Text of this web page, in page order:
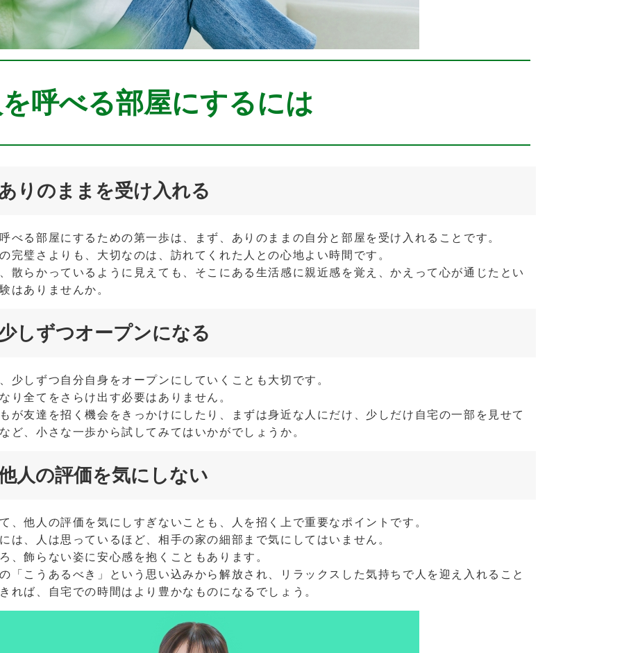
呼べる部屋にするには
りのままを受け入れる
べる部屋にするための第一歩は、まず、ありのままの自分と部屋を受け入れることです。
完璧さよりも、大切なのは、訪れてくれた人との心地よい時間です。
散らかっているように見えても、そこにある生活感に親近感を覚え、かえって心が通じたとい
はありませんか。
しずつオープンになる
少しずつ自分自身をオープンにしていくことも大切です。
り全てをさらけ出す必要はありません。
が友達を招く機会をきっかけにしたり、まずは身近な人にだけ、少しだけ自宅の一部を見せて
ど、小さな一歩から試してみてはいかがでしょうか。
人の評価を気にしない
、他人の評価を気にしすぎないことも、人を招く上で重要なポイントです。
は、人は思っているほど、相手の家の細部まで気にしてはいません。
、飾らない姿に安心感を抱くこともあります。
「こうあるべき」という思い込みから解放され、リラックスした気持ちで人を迎え入れること
れば、自宅での時間はより豊かなものになるでしょう。